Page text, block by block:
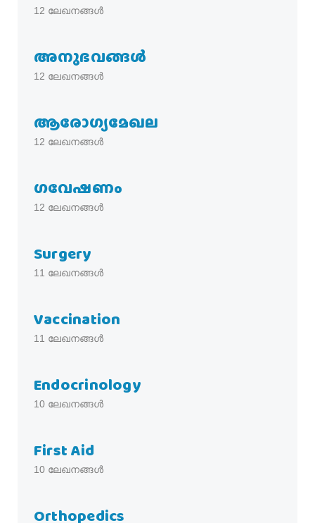
12 ലേഖനങ്ങൾ
അനുഭവങ്ങൾ
12 ലേഖനങ്ങൾ
ആരോഗ്യമേഖല
12 ലേഖനങ്ങൾ
ഗവേഷണം
12 ലേഖനങ്ങൾ
Surgery
11 ലേഖനങ്ങൾ
Vaccination
11 ലേഖനങ്ങൾ
Endocrinology
10 ലേഖനങ്ങൾ
First Aid
10 ലേഖനങ്ങൾ
Orthopedics